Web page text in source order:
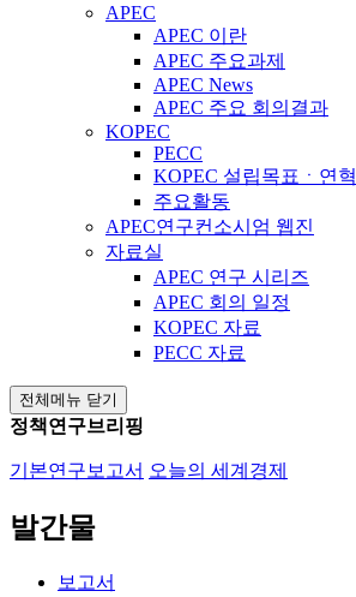
APEC
APEC 이란
APEC 주요과제
APEC News
APEC 주요 회의결과
KOPEC
PECC
KOPEC 설립목표ㆍ연혁
주요활동
APEC연구컨소시엄 웹진
자료실
APEC 연구 시리즈
APEC 회의 일정
KOPEC 자료
PECC 자료
전체메뉴 닫기
정책연구브리핑
기본연구보고서 오늘의 세계경제
발간물
보고서